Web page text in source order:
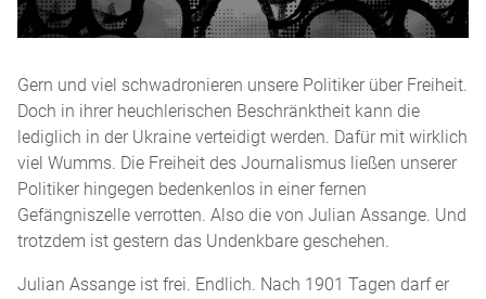
Gern und viel schwadronieren unsere Politiker über Freiheit.
Doch in ihrer heuchlerischen Beschränktheit kann die
lediglich in der Ukraine verteidigt werden. Dafür mit wirklich
viel Wumms. Die Freiheit des Journalismus ließen unserer
Politiker hingegen bedenkenlos in einer fernen
Gefängniszelle verrotten. Also die von Julian Assange. Und
trotzdem ist gestern das Undenkbare geschehen.
Julian Assange ist frei. Endlich. Nach 1901 Tagen darf er